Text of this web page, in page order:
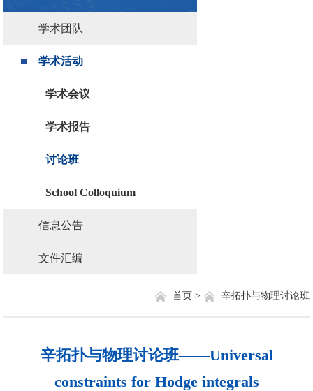
学术团队
学术活动
学术会议
学术报告
讨论班
School Colloquium
信息公告
文件汇编
辛拓扑与物理讨论班
首页 >
辛拓扑与物理讨论班——Universal
constraints for Hodge integrals